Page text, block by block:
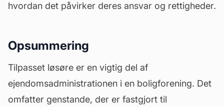
hvordan det påvirker deres ansvar og rettigheder.
Opsummering
Tilpasset løsøre er en vigtig del af
ejendomsadministrationen i en boligforening. Det
omfatter genstande, der er fastgjort til